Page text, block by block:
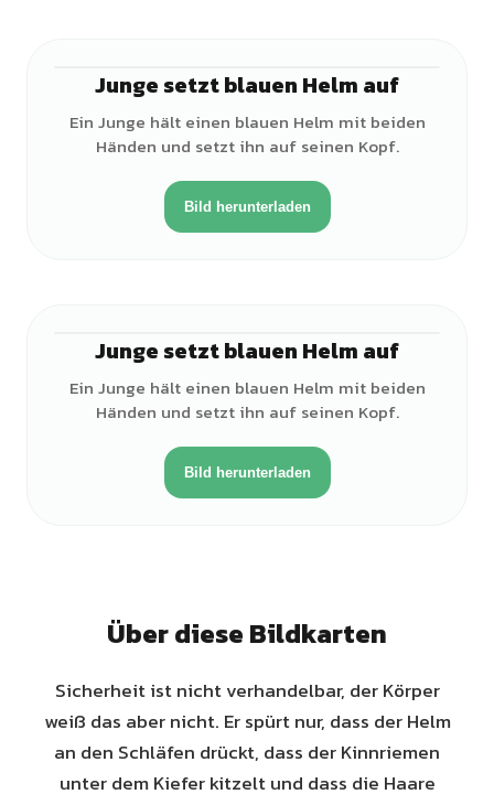
Junge setzt blauen Helm auf
Ein Junge hält einen blauen Helm mit beiden
Händen und setzt ihn auf seinen Kopf.
Bild herunterladen
Junge setzt blauen Helm auf
Ein Junge hält einen blauen Helm mit beiden
Händen und setzt ihn auf seinen Kopf.
Bild herunterladen
Über diese Bildkarten
Sicherheit ist nicht verhandelbar, der Körper
weiß das aber nicht. Er spürt nur, dass der Helm
an den Schläfen drückt, dass der Kinnriemen
unter dem Kiefer kitzelt und dass die Haare